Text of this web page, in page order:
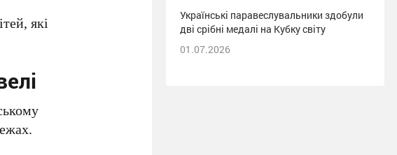
які
Українські паравеслувальники здобули
дві срібні медалі на Кубку світу
01.07.2026